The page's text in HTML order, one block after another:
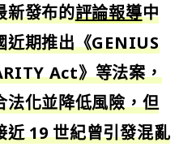
新發布的評論報導中
近期推出《GENIUS
Act》等法案，
法化並降低風險，但
近 19 世紀曾引發混亂